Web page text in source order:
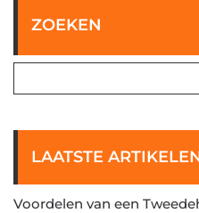
ZOEKEN
LAATSTE
Voordelen van een